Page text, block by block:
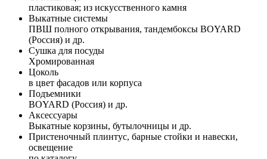
пластиковая; из искусственного камня
Выкатные системы
ПВШ полного открывания, тандембоксы BOYARD
(Россия) и др.
Сушка для посуды
Хромированная
Цоколь
в цвет фасадов или корпуса
Подъемники
BOYARD (Россия) и др.
Аксессуары
Выкатные корзины, бутылочницы и др.
Пристеночный плинтус, барные стойки и навески,
освещение